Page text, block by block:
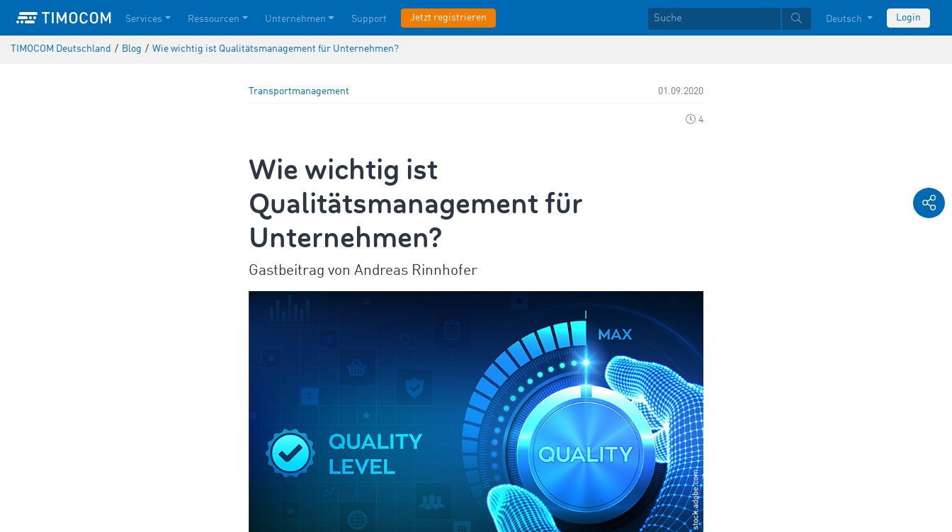
Services Ressourcen Unternehmen Support Jetzt registrieren Deutsch Login
TIMOCOM Deutschland / Blog / Wie wichtig ist Qualitätsmanagement für Unternehmen?
Transportmanagement 01.09.2020
4
Wie wichtig ist
Qualitätsmanagement für
Unternehmen?
Gastbeitrag von Andreas Rinnhofer